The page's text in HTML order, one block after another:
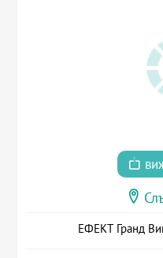
ЕФЕКТ Гранд